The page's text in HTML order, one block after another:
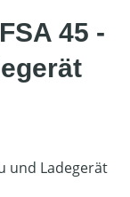
45 -